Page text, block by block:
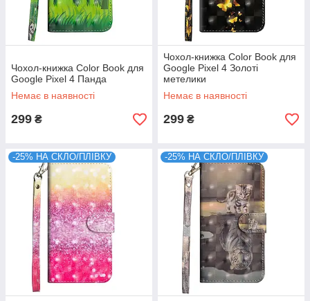
Чохол-книжка Color Book для
Google Pixel 4 Панда
Немає в наявності
299 ₴
Чохол-книжка Color Book для
Google Pixel 4 Золоті
метелики
Немає в наявності
299 ₴
-25% НА СКЛО/ПЛІВКУ -25% НА СКЛО/ПЛІВКУ